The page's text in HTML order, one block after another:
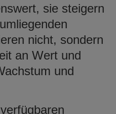
sie steigern
nicht, sondern
an Wert und
und